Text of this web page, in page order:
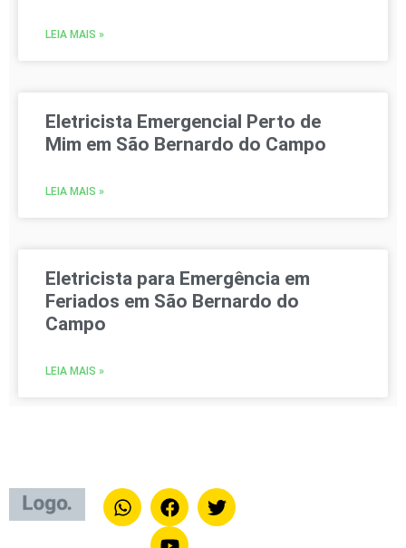
LEIA MAIS »
Eletricista Emergencial Perto de
Mim em São Bernardo do Campo
LEIA MAIS »
Eletricista para Emergência em
Feriados em São Bernardo do
Campo
LEIA MAIS »